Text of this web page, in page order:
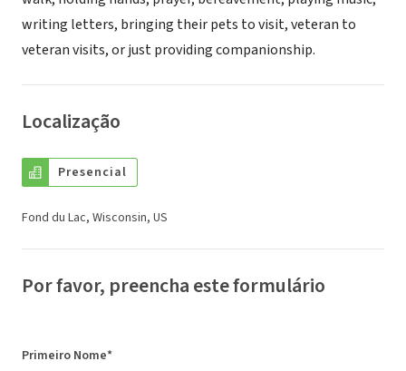
writing letters, bringing their pets to visit, veteran to
veteran visits, or just providing companionship.
Localização
Presencial
Fond du Lac, Wisconsin, US
Por favor, preencha este formulário
Primeiro Nome*